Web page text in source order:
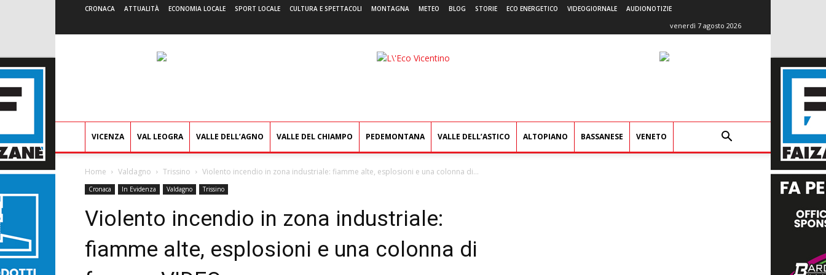
CRONACA ATTUALITÀ ECONOMIA LOCALE SPORT LOCALE CULTURA E SPETTACOLI MONTAGNA METEO BLOG STORIE ECO ENERGETICO VIDEOGIORNALE AUDIONOTIZIE
venerdì 7 agosto 2026
L'Eco
VICENZA VAL LEOGRA VALLE DELL’AGNO VALLE DEL CHIAMPO PEDEMONTANA VALLE DELL’ASTICO ALTOPIANO BASSANESE VENETO
Home Valdagno Trissino Violento incendio in zona industriale: fiamme alte, esplosioni e una colonna di...
Cronaca In Evidenza Valdagno Trissino
Violento incendio in zona industriale:
fiamme alte, esplosioni e una colonna di